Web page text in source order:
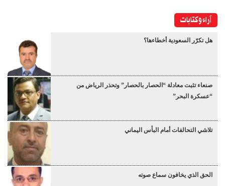
آراء وكتابات
هل تكرّر السعودية أخطاءها؟
صنعاء تثبت معادلة “الحصار بالحصار” وتحذر الرياض من
“عسكرة البحر”
تلاشي التحالفات أمام البأس اليماني
الحق الذي يخافون سماع صوته